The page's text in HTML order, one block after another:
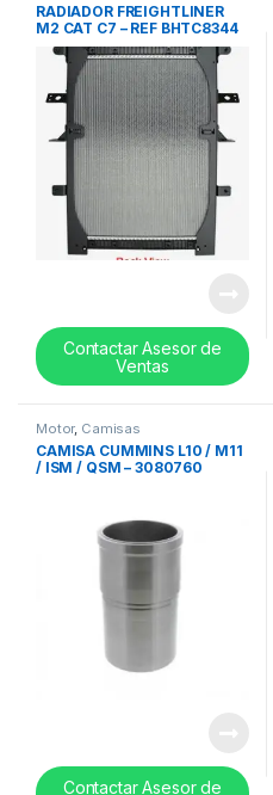
RADIADOR FREIGHTLINER
M2 CAT C7 – REF BHTC8344
Contactar Asesor de
Ventas
Motor, Camisas
CAMISA CUMMINS L10 / M11
/ ISM / QSM – 3080760
Contactar Asesor de